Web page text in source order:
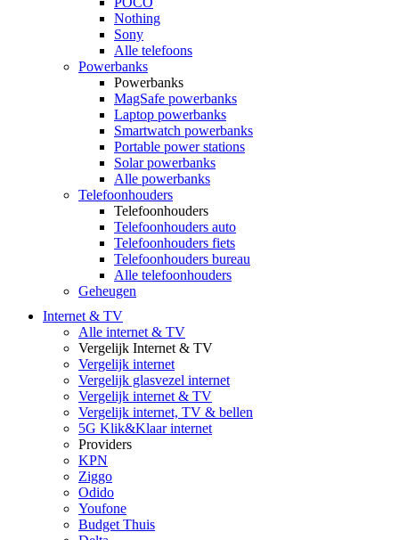
Nothing
Sony
Alle telefoons
Powerbanks
Powerbanks
MagSafe powerbanks
Laptop powerbanks
Smartwatch powerbanks
Portable power stations
Solar powerbanks
Alle powerbanks
Telefoonhouders
Telefoonhouders
Telefoonhouders auto
Telefoonhouders fiets
Telefoonhouders bureau
Alle telefoonhouders
Geheugen
Internet & TV
Alle internet & TV
Vergelijk Internet & TV
Vergelijk internet
Vergelijk glasvezel internet
Vergelijk internet & TV
Vergelijk internet, TV & bellen
5G Klik&Klaar internet
Providers
KPN
Ziggo
Odido
Youfone
Budget Thuis